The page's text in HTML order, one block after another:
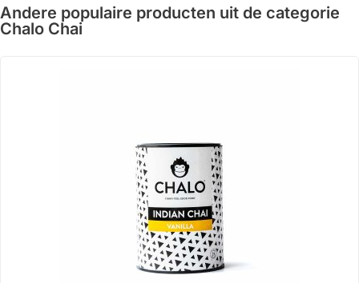
Andere populaire producten uit de categorie
Chalo Chai